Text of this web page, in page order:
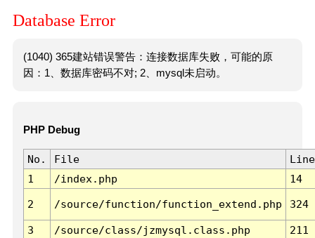
Database Error
(1040) 365建站错误警告：连接数据库失败，可能的原
因：1、数据库密码不对; 2、mysql未启动。
PHP Debug
No. File
Line
1
/index.php 14
2 /source/function/function_extend.php 324
3 /source/class/jzmysql.class.php
211